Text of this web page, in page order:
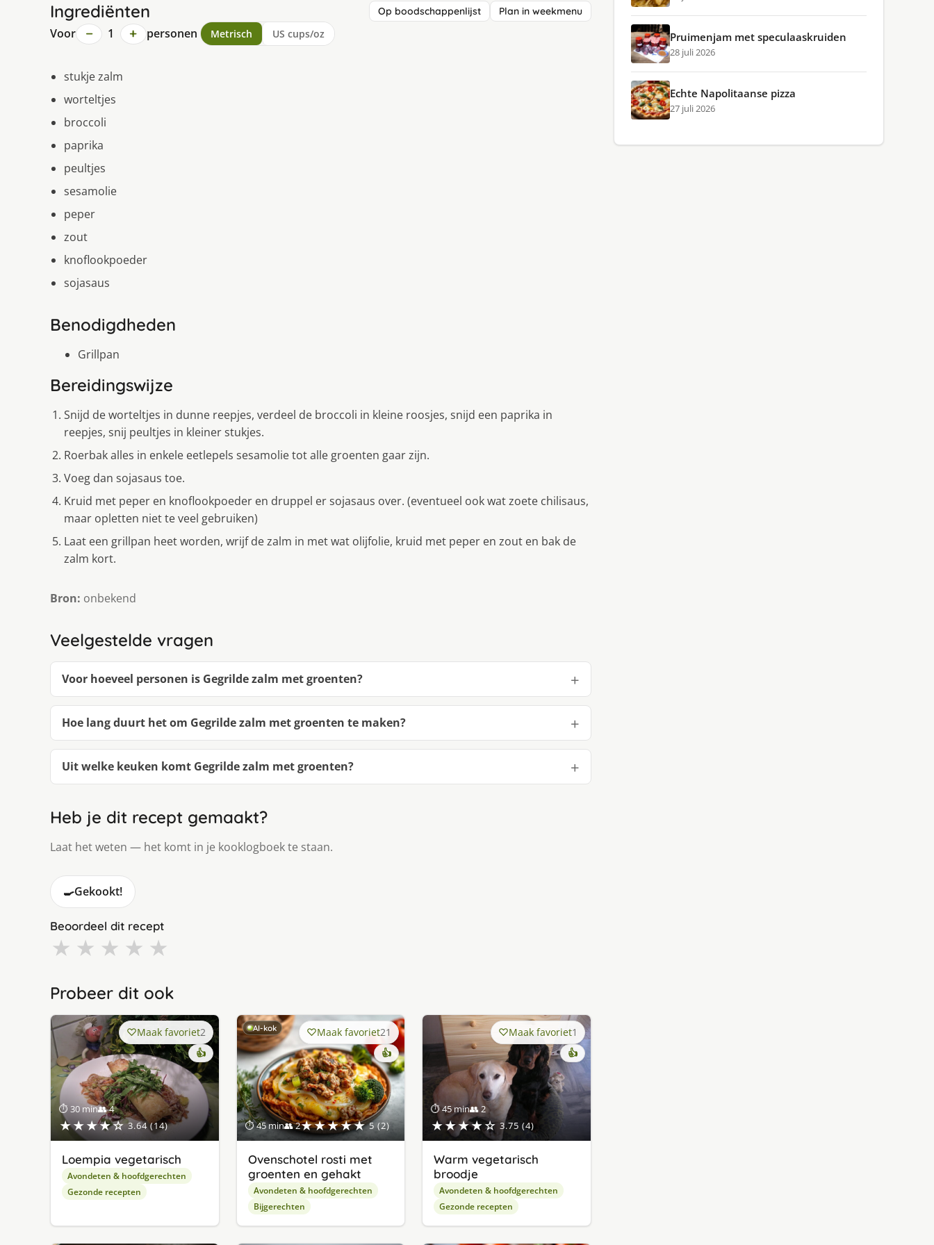
Ingrediënten Op boodschappenlijst Plan in weekmenu
Voor − 1 + personen Metrisch US cups/oz
stukje zalm
worteltjes
broccoli
paprika
peultjes
sesamolie
peper
zout
knoflookpoeder
sojasaus
Benodigdheden
Grillpan
Bereidingswijze
Snijd de worteltjes in dunne reepjes, verdeel de broccoli in kleine roosjes, snijd een paprika in
reepjes, snij peultjes in kleiner stukjes.
Roerbak alles in enkele eetlepels sesamolie tot alle groenten gaar zijn.
Voeg dan sojasaus toe.
Kruid met peper en knoflookpoeder en druppel er sojasaus over. (eventueel ook wat zoete chilisaus,
maar opletten niet te veel gebruiken)
Laat een grillpan heet worden, wrijf de zalm in met wat olijfolie, kruid met peper en zout en bak de
zalm kort.
Bron: onbekend
Veelgestelde vragen
Voor hoeveel personen is Gegrilde zalm met groenten?
Hoe lang duurt het om Gegrilde zalm met groenten te maken?
Uit welke keuken komt Gegrilde zalm met groenten?
Heb je dit recept gemaakt?
Laat het weten — het komt in je kooklogboek te staan.
🍳Gekookt!
Beoordeel dit recept
★ ★ ★ ★ ★
Probeer dit ook
⏱ 30 min👥 4
★★★★☆ 3.64 (14)
Maak favoriet2
👍
Loempia vegetarisch
Avondeten & hoofdgerechten
Gezonde recepten
AI-kok
⏱ 45 min👥 2★★★★★ 5 (2)
Maak favoriet21
👍
Ovenschotel rosti met
groenten en gehakt
Avondeten & hoofdgerechten
Bijgerechten
⏱ 45 min👥 2
★★★★☆ 3.75 (4)
Maak favoriet1
👍
Warm vegetarisch
broodje
Avondeten & hoofdgerechten
Gezonde recepten
Pruimenjam met speculaaskruiden
28 juli 2026
Echte Napolitaanse pizza
27 juli 2026